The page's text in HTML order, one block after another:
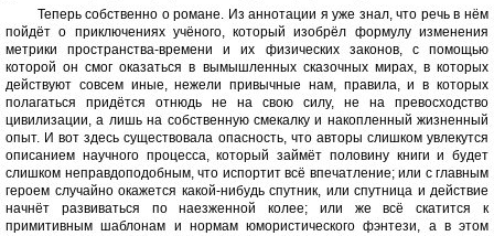
Теперь собственно о романе. Из аннотации я уже знал, что речь в нём
пойдёт о приключениях учёного, который изобрёл формулу изменения
метрики пространства-времени и их физических законов, с помощью
которой он смог оказаться в вымышленных сказочных мирах, в которых
действуют совсем иные, нежели привычные нам, правила, и в которых
полагаться придётся отнюдь не на свою силу, не на превосходство
цивилизации, а лишь на собственную смекалку и накопленный жизненный
опыт. И вот здесь существовала опасность, что авторы слишком увлекутся
описанием научного процесса, который займёт половину книги и будет
слишком неправдоподобным, что испортит всё впечатление; или с главным
героем случайно окажется какой-нибудь спутник, или спутница и действие
начнёт развиваться по наезженной колее; или же всё скатится к
примитивным шаблонам и нормам юмористического фэнтези, а в этом